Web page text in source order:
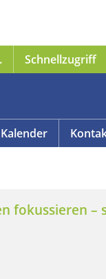
Schnellzugriff
Kalender
fokussieren